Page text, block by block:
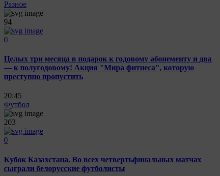
Разное
94
0
Целых три месяца в подарок к годовому абонементу и два
— к полугодовому! Акция "Мира фитнеса", которую
преступно пропустить
20:45
Футбол
203
0
Кубок Казахстана. Во всех четвертьфинальных матчах
сыграли белорусские футболисты